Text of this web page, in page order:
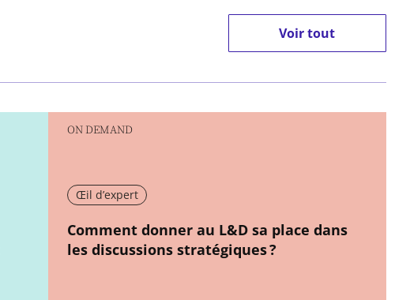
Voir tout
ON DEMAND
Œil d’expert
New window
Comment donner au L&D sa place dans
les discussions stratégiques ?